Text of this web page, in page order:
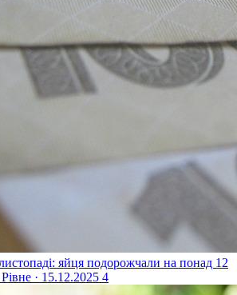
яйця подорожчали на понад 12
Рівне · 15.12.2025 4